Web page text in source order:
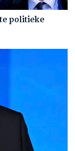
politieke